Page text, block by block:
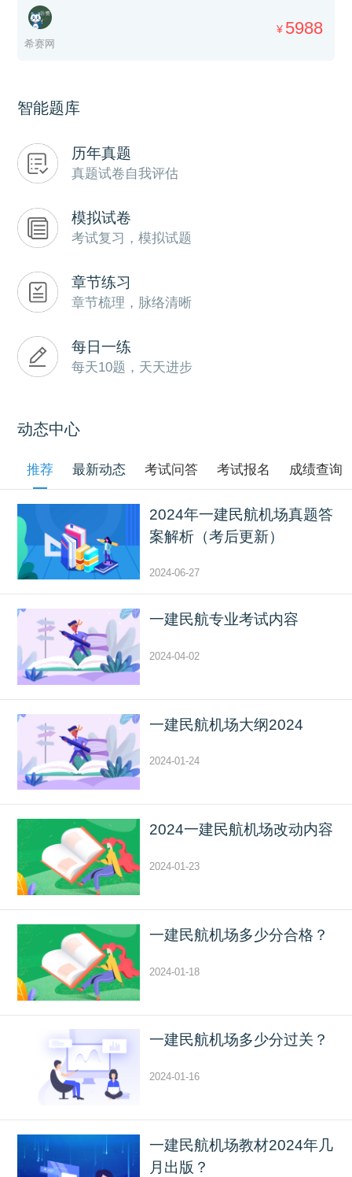
希赛网
¥ 5988
智能题库
历年真题
真题试卷自我评估
模拟试卷
考试复习，模拟试题
章节练习
章节梳理，脉络清晰
每日一练
每天10题，天天进步
动态中心
推荐 最新动态 考试问答 考试报名 成绩查询
2024年一建民航机场真题答
案解析（考后更新）
2024-06-27
一建民航专业考试内容
2024-04-02
一建民航机场大纲2024
2024-01-24
2024一建民航机场改动内容
2024-01-23
一建民航机场多少分合格？
2024-01-18
一建民航机场多少分过关？
2024-01-16
一建民航机场教材2024年几
月出版？